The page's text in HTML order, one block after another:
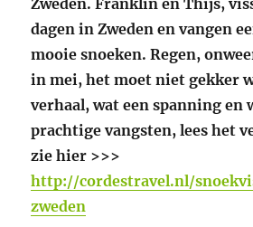
Zweden. Franklin en Thijs,
dagen in Zweden en vangen
mooie snoeken. Regen,
in mei, het moet niet gekker
verhaal, wat een spanning en
prachtige vangsten, lees het
zie hier >>>
http://cordestravel.nl/
zweden